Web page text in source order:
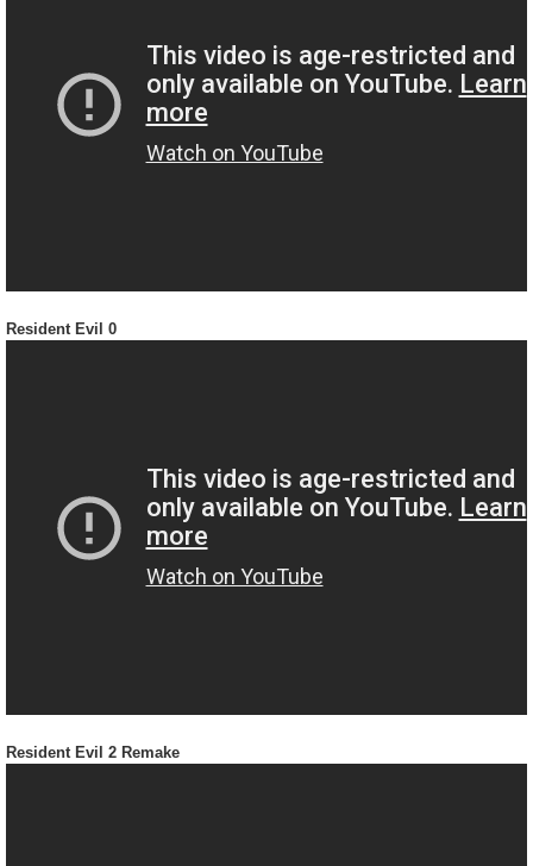
Resident Evil 0
Resident Evil 2 Remake